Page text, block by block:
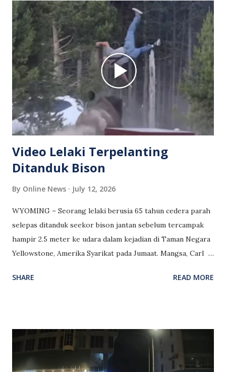
dihasilkan menggunakan teknologi kecerdasan buatan (AI).
Setakat ini, tiada pengesahan rasmi mengenai dakwaan
tersebut. Selain itu, tiada kenyataan daripada pihak
berkuasa yang mengesahkan bahawa penggunaan telefon
bimbit ketika mengisi minyak menjadi punca letupan seperti
yang dipaparkan dalam video. Orang ramai dinasihatkan
supaya menyemak kesahihan sesuatu kandungan sebelum
berkongsi serta tidak membuat kesimpulan berdasarkan
video tular tanpa pengesahan daripada sumber yang
berwibawa. 📹 Durasi video: 15 saat 📍 Lokasi: Tida...
Video Lelaki Terpelanting
Ditanduk Bison
By Online News July 12, 2026
WYOMING – Seorang lelaki berusia 65 tahun cedera parah
selepas ditanduk seekor bison jantan sebelum tercampak
hampir 2.5 meter ke udara dalam kejadian di Taman Negara
Yellowstone, Amerika Syarikat pada Jumaat. Mangsa, Carl
dikejarkan ke hospital selepas diserang haiwan liar itu di
keadaan masih terang akibat matahari lewat terbenam)
ketika bison berkenaan dilaporkan berkeliaran dalam
keadaan agresif sebelum beberapa kali mengejar
SHARE READ MORE